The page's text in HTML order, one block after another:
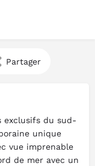
Partager
exclusifs du sud-
unique
vue imprenable
de mer avec un